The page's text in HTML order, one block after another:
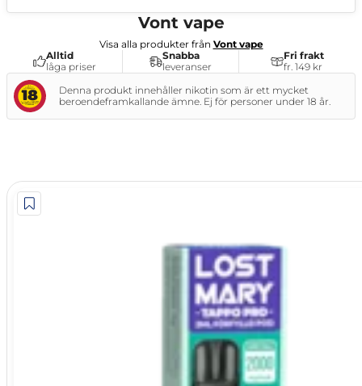
Vont vape
Visa alla produkter från Vont vape
Alltid
låga priser
Snabba
leveranser
Fri frakt
fr. 149 kr
Denna produkt innehåller nikotin som är ett mycket
beroendeframkallande ämne. Ej för personer under 18 år.